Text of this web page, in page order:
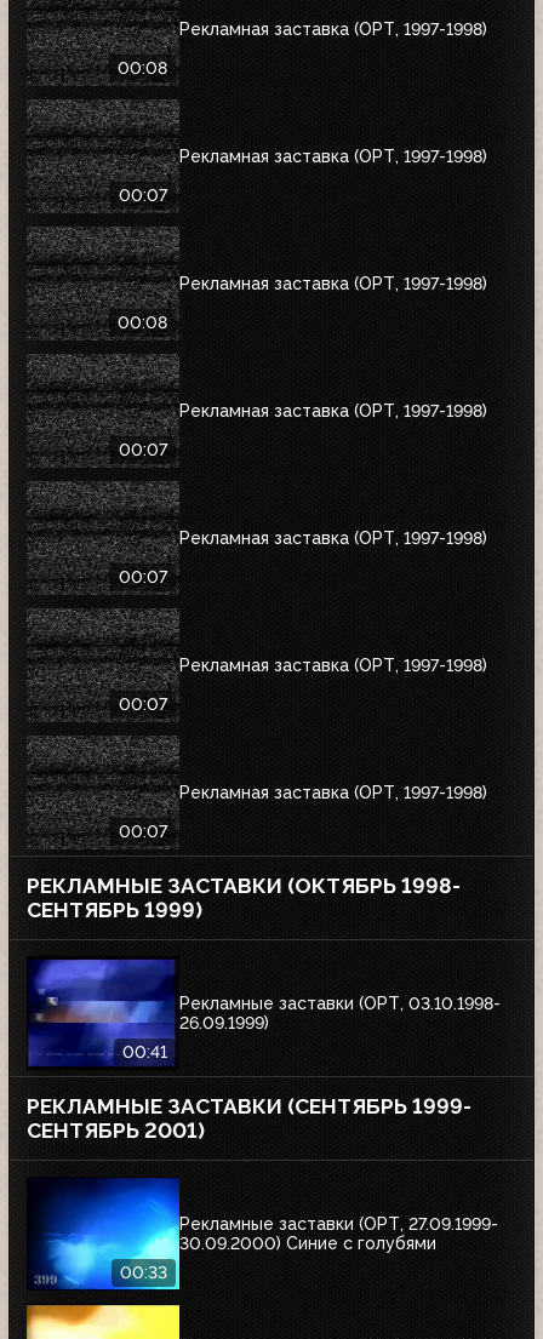
00:08
Рекламная заставка (ОРТ, 1997-1998)
00:07
Рекламная заставка (ОРТ, 1997-1998)
00:08
Рекламная заставка (ОРТ, 1997-1998)
00:07
Рекламная заставка (ОРТ, 1997-1998)
00:07
Рекламная заставка (ОРТ, 1997-1998)
00:07
Рекламная заставка (ОРТ, 1997-1998)
00:07
Рекламная заставка (ОРТ, 1997-1998)
РЕКЛАМНЫЕ ЗАСТАВКИ (ОКТЯБРЬ 1998-
СЕНТЯБРЬ 1999)
00:41
Рекламные заставки (ОРТ, 03.10.1998-
26.09.1999)
РЕКЛАМНЫЕ ЗАСТАВКИ (СЕНТЯБРЬ 1999-
СЕНТЯБРЬ 2001)
00:33
Рекламные заставки (ОРТ, 27.09.1999-
30.09.2000) Синие с голубями